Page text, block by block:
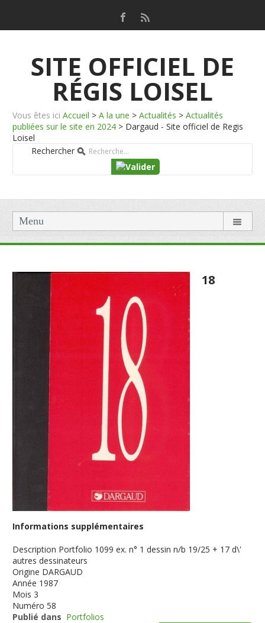
SITE OFFICIEL DE
RÉGIS LOISEL
Vous êtes ici Accueil > A la une > Actualités > Actualités
publiées sur le site en 2024 > Dargaud - Site officiel de Regis
Loisel
Rechercher
Menu
18
Informations supplémentaires
Description Portfolio 1099 ex. n° 1 dessin n/b 19/25 + 17 d\'
autres dessinateurs
Origine DARGAUD
Année 1987
Mois 3
Numéro 58
Publié dans Portfolios